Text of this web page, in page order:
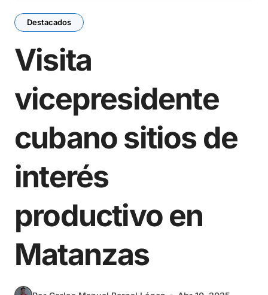
Destacados
Visita
vicepresidente
cubano sitios de
interés
productivo en
Matanzas